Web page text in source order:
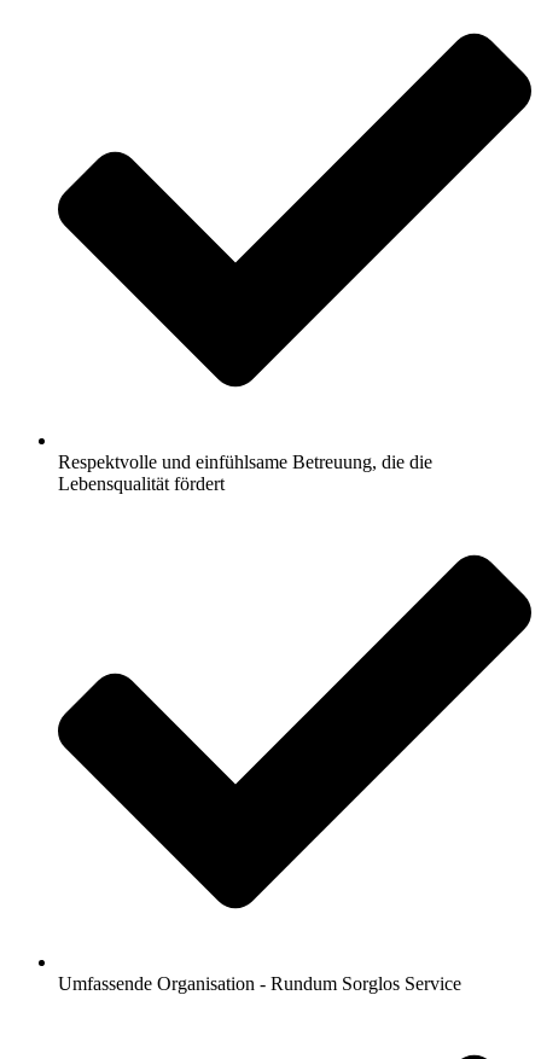
Respektvolle und einfühlsame Betreuung, die die
Lebensqualität fördert
Umfassende Organisation - Rundum Sorglos Service